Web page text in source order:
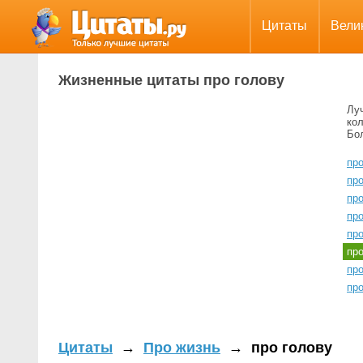
Цитаты
Жизненные цитаты про голову
Цитаты → Про жизнь → про голову